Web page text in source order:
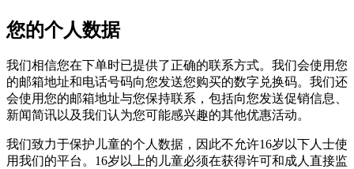
您的个人数据
我们相信您在下单时已提供了正确的联系方式。我们会使用您
的邮箱地址和电话号码向您发送您购买的数字兑换码。我们还
会使用您的邮箱地址与您保持联系，包括向您发送促销信息、
新闻简讯以及我们认为您可能感兴趣的其他优惠活动。
我们致力于保护儿童的个人数据，因此不允许16岁以下人士使
用我们的平台。16岁以上的儿童必须在获得许可和成人直接监